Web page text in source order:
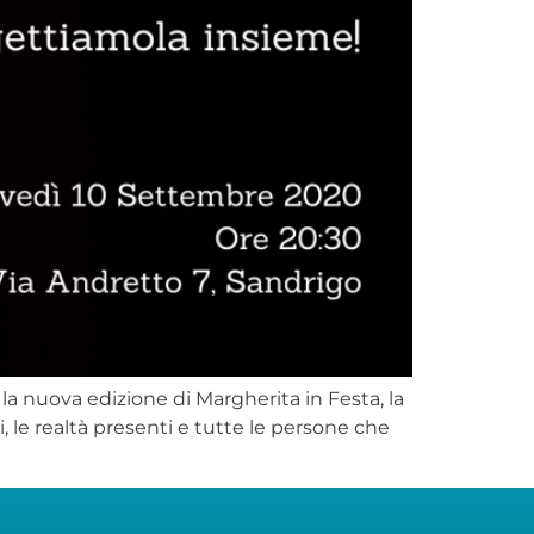
nuova edizione di Margherita in Festa, la
le realtà presenti e tutte le persone che